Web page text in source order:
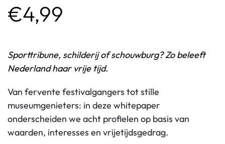
€4,99
Sporttribune, schilderij of schouwburg? Zo beleeft
Nederland haar vrije tijd.
Van fervente festivalgangers tot stille
museumgenieters: in deze whitepaper
onderscheiden we acht profielen op basis van
waarden, interesses en vrijetijdsgedrag.